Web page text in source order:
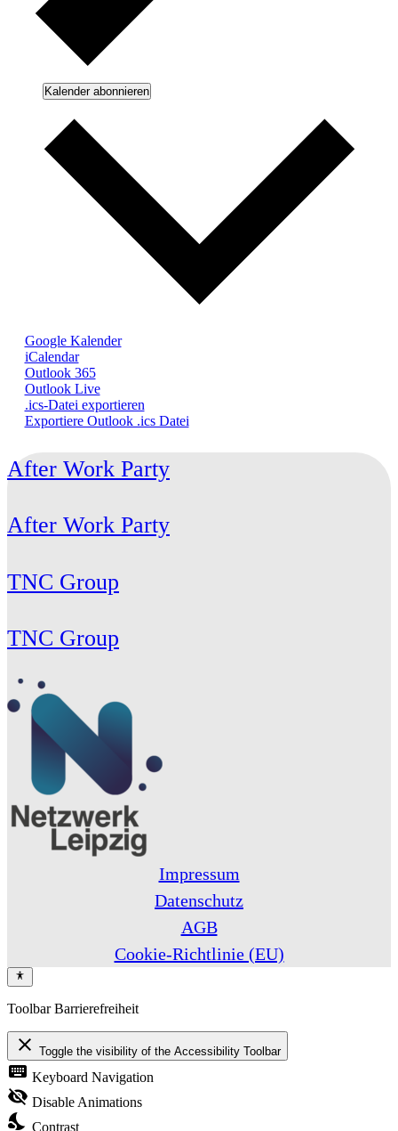
Kalender abonnieren
Google Kalender
iCalendar
Outlook 365
Outlook Live
.ics-Datei exportieren
Exportiere Outlook .ics Datei
After Work Party
After Work Party
TNC Group
TNC Group
Impressum
Datenschutz
AGB
Cookie-Richtlinie (EU)
Toolbar Barrierefreiheit
close Toggle the visibility of the Accessibility Toolbar
keyboard Keyboard Navigation
visibility_off Disable Animations
nights_stay Contrast